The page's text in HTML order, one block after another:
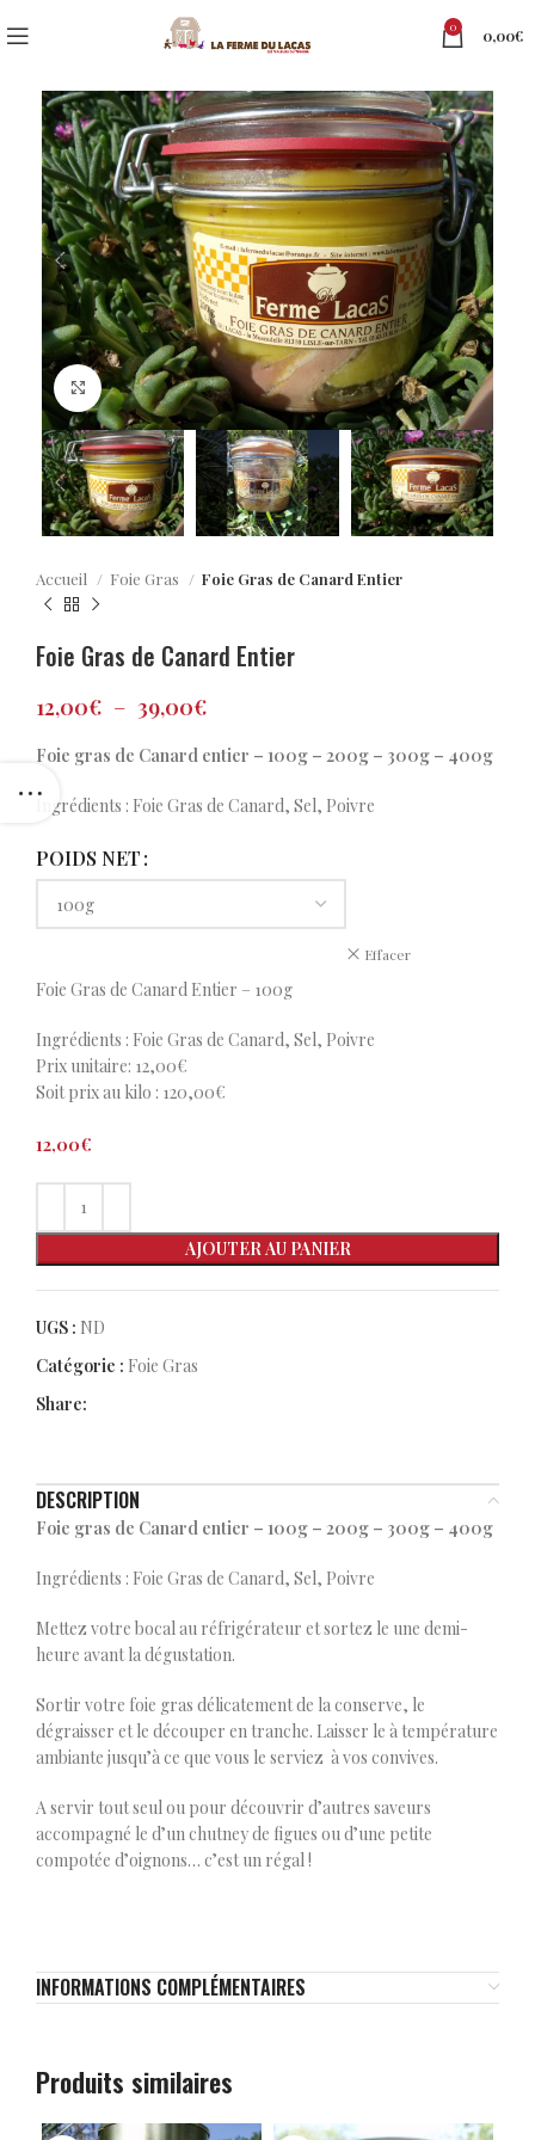
0 0,00€
Click to enlarge
Accueil Foie Gras Foie Gras de Canard Entier
Foie Gras de Canard Entier
12,00€ – 39,00€
Foie gras de Canard entier – 100g – 200g – 300g – 400g
Ingrédients : Foie Gras de Canard, Sel, Poivre
POIDS NET
Effacer
Foie Gras de Canard Entier – 100g
Ingrédients : Foie Gras de Canard, Sel, Poivre
Prix unitaire: 12,00€
Soit prix au kilo : 120,00€
12,00€
AJOUTER AU PANIER
UGS : ND
Catégorie : Foie Gras
Share:
DESCRIPTION
Foie gras de Canard entier – 100g – 200g – 300g – 400g
Ingrédients : Foie Gras de Canard, Sel, Poivre
Mettez votre bocal au réfrigérateur et sortez le une demi-
heure avant la dégustation.
Sortir votre foie gras délicatement de la conserve, le
dégraisser et le découper en tranche. Laisser le à température
ambiante jusqu’à ce que vous le serviez à vos convives.
A servir tout seul ou pour découvrir d’autres saveurs
accompagné le d’un chutney de figues ou d’une petite
compotée d’oignons… c’est un régal !
INFORMATIONS COMPLÉMENTAIRES
Produits similaires